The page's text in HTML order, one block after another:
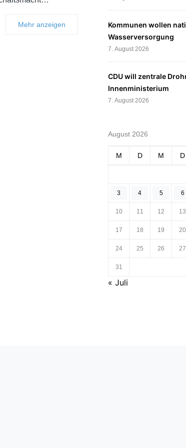
Mehr anzeigen
Kommunen wollen
Wasserversorgung
7. August 2026
CDU will zentrale
Innenministerium
7. August 2026
August 2026
M D M D
3 4 5 6
10 11 12 13
17 18 19 20
24 25 26 27
31
« Juli